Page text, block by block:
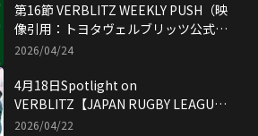
第16節 VERBLITZ WEEKLY PUSH（映
像引用：トヨタヴェルブリッツ公式
YouTubeチャンネル）
2026/04/24
4月18日Spotlight on
VERBLITZ【JAPAN RUGBY LEAGUE
ONE】映像引用：トヨタヴェルブリッ
2026/04/22